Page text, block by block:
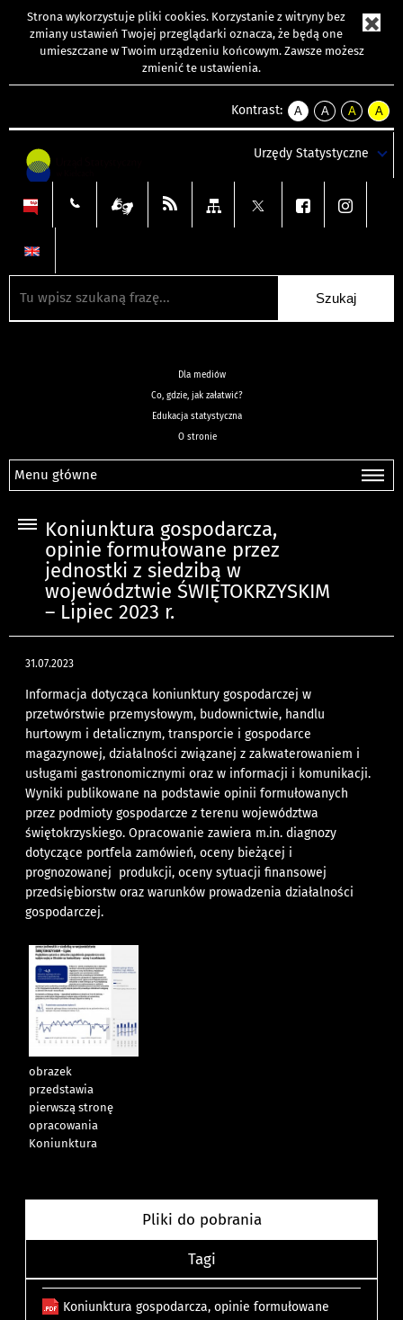
Strona wykorzystuje pliki cookies. Korzystanie z witryny bez
zmiany ustawień Twojej przeglądarki oznacza, że będą one
umieszczane w Twoim urządzeniu końcowym. Zawsze możesz
zmienić te ustawienia.
Kontrast:
A
kontrast
A
kontrast
tekst
czarnym
A
kontrast
tekst
czarnym
A
tekst
żółtym
Urzędy Statystyczne
Dla mediów
Co, gdzie, jak załatwić?
Edukacja statystyczna
O stronie
Menu główne
Koniunktura gospodarcza,
opinie formułowane przez
jednostki z siedzibą w
województwie ŚWIĘTOKRZYSKIM
– Lipiec 2023 r.
31.07.2023
Informacja dotycząca koniunktury gospodarczej w
przetwórstwie przemysłowym, budownictwie, handlu
hurtowym i detalicznym, transporcie i gospodarce
magazynowej, działalności związanej z zakwaterowaniem i
usługami gastronomicznymi oraz w informacji i komunikacji.
Wyniki publikowane na podstawie opinii formułowanych
przez podmioty gospodarcze z terenu województwa
świętokrzyskiego. Opracowanie zawiera m.in. diagnozy
dotyczące portfela zamówień, oceny bieżącej i
prognozowanej produkcji, oceny sytuacji finansowej
przedsiębiorstw oraz warunków prowadzenia działalności
gospodarczej.
obrazek
przedstawia
pierwszą stronę
opracowania
Koniunktura
Pliki do pobrania
Tagi
Koniunktura gospodarcza, opinie formułowane